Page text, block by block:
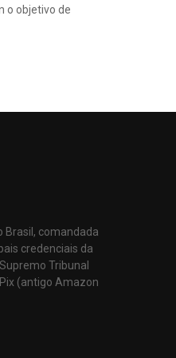
o objetivo de
Brasil, comandada
credenciais da
Tribunal
(antigo Amazon